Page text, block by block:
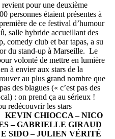
pour une deuxième
personnes étaient présentes à
de ce festival d’humour
salle hybride accueillant des
comedy club et bar tapas, a su
du stand-up à Marseille. Le
volonté de mettre en lumière
à envier aux stars de la
au plus grand nombre que
des blagues (« c’est pas des
: on prend ça au sérieux !
redécouvrir les stars
KEVIN CHIOCCA – NICO
– GABRIELLE GIRAUD
SIDO – JULIEN VÉRITÉ